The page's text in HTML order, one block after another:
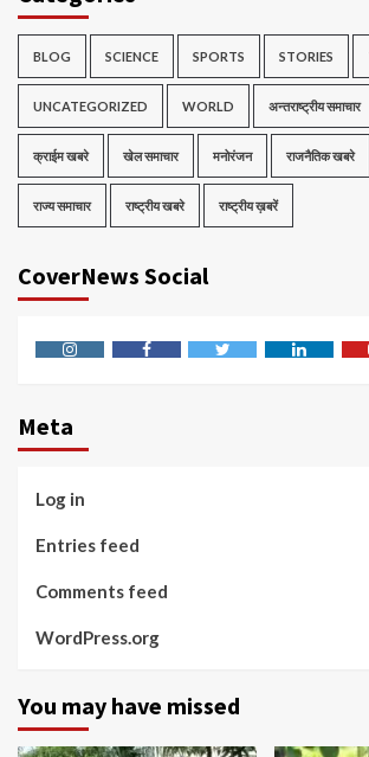
BLOG SCIENCE SPORTS STORIES
UNCATEGORIZED WORLD अन्तराष्ट्रीय समाचार
क्राईम खबरे खेल समाचार मनोरंजन राजनैतिक खबरे
राज्य समाचार राष्ट्रीय खबरे राष्ट्रीय ख़बरें
CoverNews Social
Meta
Log in
Entries feed
Comments feed
WordPress.org
You may have missed